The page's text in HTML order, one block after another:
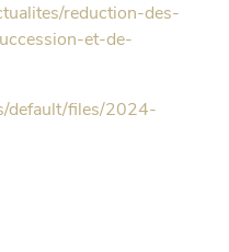
reduction-des-
et-de-
default/files/2024-